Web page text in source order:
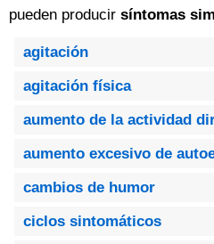
pueden producir síntomas
agitación
agitación física
aumento de la actividad
aumento excesivo de
cambios de humor
ciclos sintomáticos